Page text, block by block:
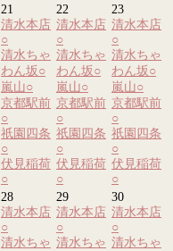
21
清水本店
○
清水ちゃ
わん坂○
嵐山○
京都駅前
○
祇園四条
○
伏見稲荷
○
22
清水本店
○
清水ちゃ
わん坂○
嵐山○
京都駅前
○
祇園四条
○
伏見稲荷
○
23
清水本店
○
清水ちゃ
わん坂○
嵐山○
京都駅前
○
祇園四条
○
伏見稲荷
○
28
清水本店
○
清水ちゃ
29
清水本店
○
清水ちゃ
30
清水本店
○
清水ちゃ